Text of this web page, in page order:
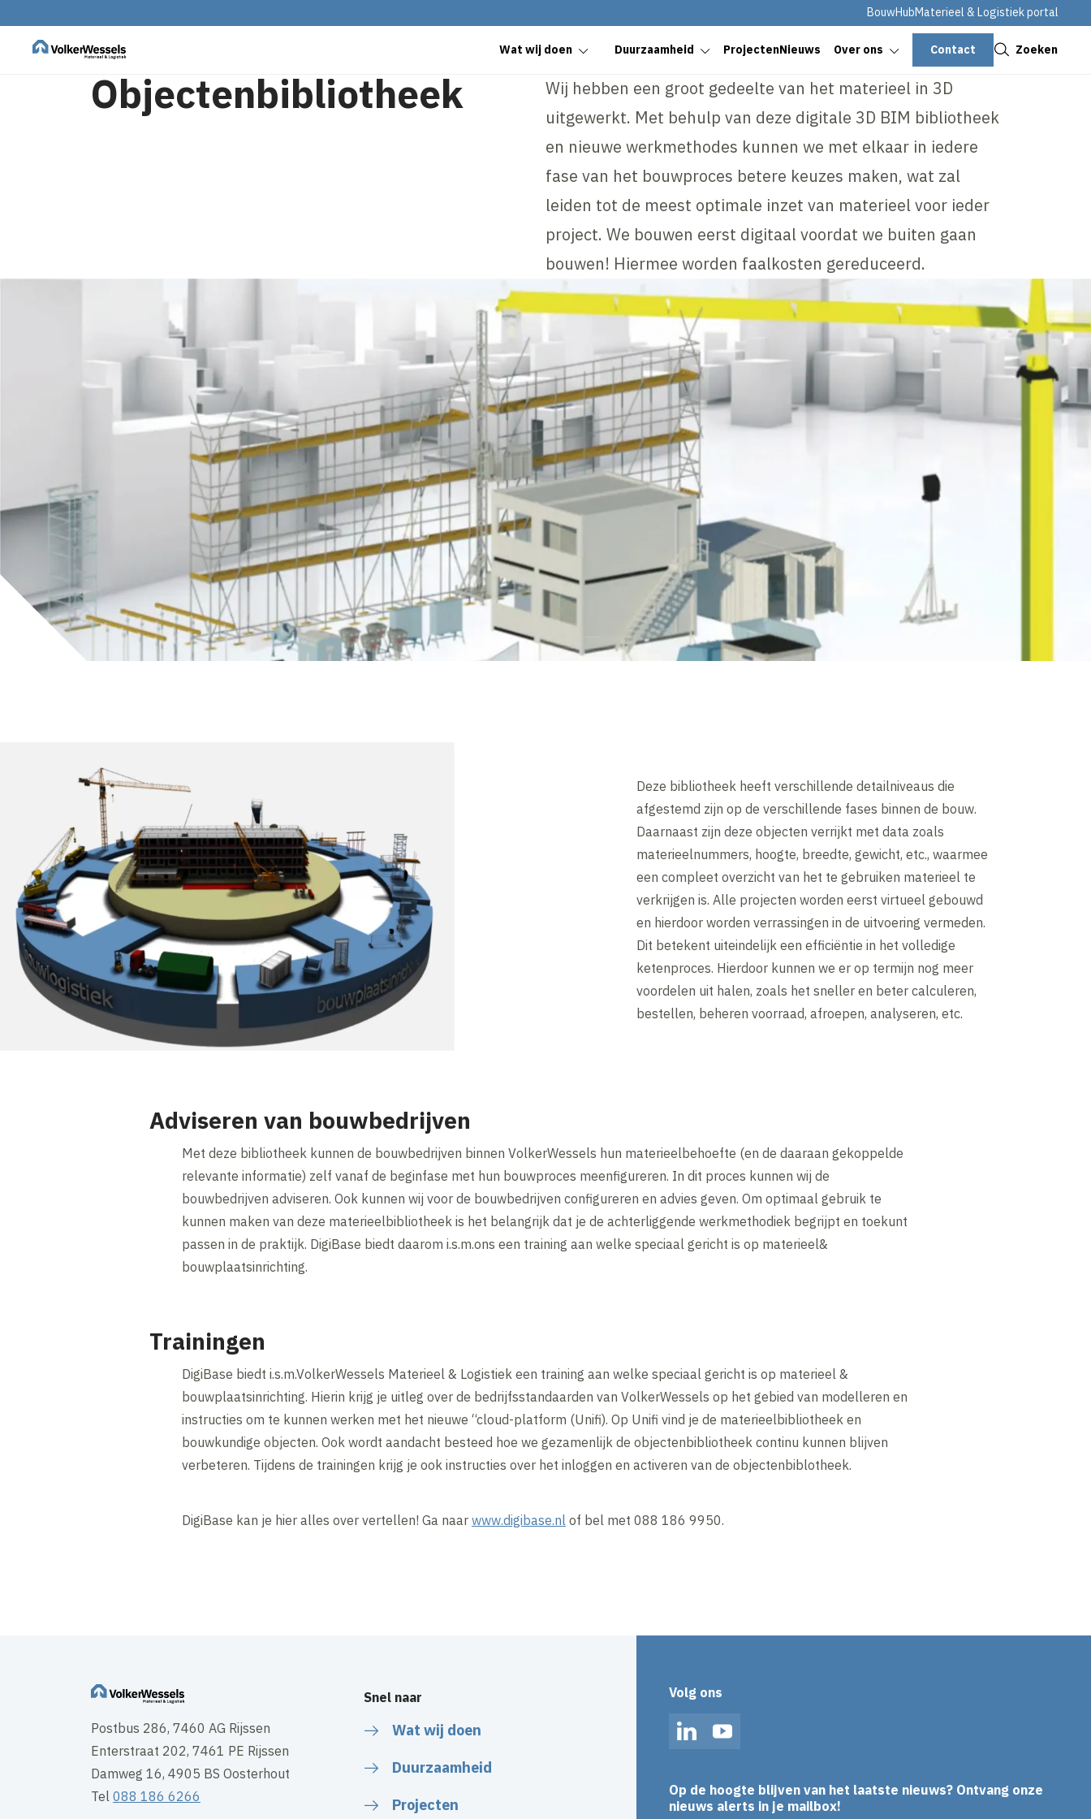
BouwHubMaterieel & Logistiek portal
Wat wij doen Duurzaamheid ProjectenNieuws Over ons Contact Zoeken
Objectenbibliotheek
Wij hebben een groot gedeelte van het materieel in 3D
uitgewerkt. Met behulp van deze digitale 3D BIM bibliotheek
en nieuwe werkmethodes kunnen we met elkaar in iedere
fase van het bouwproces betere keuzes maken, wat zal
leiden tot de meest optimale inzet van materieel voor ieder
project. We bouwen eerst digitaal voordat we buiten gaan
bouwen! Hiermee worden faalkosten gereduceerd.
Deze bibliotheek heeft verschillende detailniveaus die
afgestemd zijn op de verschillende fases binnen de bouw.
Daarnaast zijn deze objecten verrijkt met data zoals
materieelnummers, hoogte, breedte, gewicht, etc., waarmee
een compleet overzicht van het te gebruiken materieel te
verkrijgen is. Alle projecten worden eerst virtueel gebouwd
en hierdoor worden verrassingen in de uitvoering vermeden.
Dit betekent uiteindelijk een efficiëntie in het volledige
ketenproces. Hierdoor kunnen we er op termijn nog meer
voordelen uit halen, zoals het sneller en beter calculeren,
bestellen, beheren voorraad, afroepen, analyseren, etc.
Adviseren van bouwbedrijven
Met deze bibliotheek kunnen de bouwbedrijven binnen VolkerWessels hun materieelbehoefte (en de daaraan gekoppelde
relevante informatie) zelf vanaf de beginfase met hun bouwproces meenfigureren. In dit proces kunnen wij de
bouwbedrijven adviseren. Ook kunnen wij voor de bouwbedrijven configureren en advies geven. Om optimaal gebruik te
kunnen maken van deze materieelbibliotheek is het belangrijk dat je de achterliggende werkmethodiek begrijpt en toekunt
passen in de praktijk. DigiBase biedt daarom i.s.m.ons een training aan welke speciaal gericht is op materieel&
bouwplaatsinrichting.
Trainingen
DigiBase biedt i.s.m.VolkerWessels Materieel & Logistiek een training aan welke speciaal gericht is op materieel &
bouwplaatsinrichting. Hierin krijg je uitleg over de bedrijfsstandaarden van VolkerWessels op het gebied van modelleren en
instructies om te kunnen werken met het nieuwe “cloud-platform (Unifi). Op Unifi vind je de materieelbibliotheek en
bouwkundige objecten. Ook wordt aandacht besteed hoe we gezamenlijk de objectenbibliotheek continu kunnen blijven
verbeteren. Tijdens de trainingen krijg je ook instructies over het inloggen en activeren van de objectenbiblotheek.
DigiBase kan je hier alles over vertellen! Ga naar www.digibase.nl of bel met 088 186 9950.
Postbus 286, 7460 AG Rijssen
Enterstraat 202, 7461 PE Rijssen
Damweg 16, 4905 BS Oosterhout
Tel 088 186 6266
Snel naar
Wat wij doen
Duurzaamheid
Projecten
Volg ons
LinkedInYouTube
Op de hoogte blijven van het laatste nieuws? Ontvang onze
nieuws alerts in je mailbox!
Sluiten